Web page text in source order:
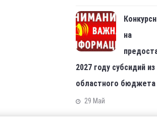
на
2027 году субсидий из
областного бюджета
29 Май